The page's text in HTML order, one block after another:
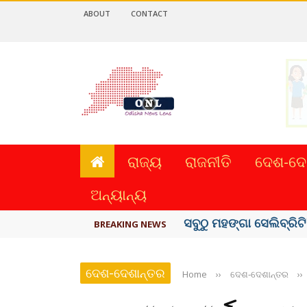
ABOUT CONTACT
ରାଜ୍ୟ ରାଜନୀତି
ଦେଶ-
ଅନ୍ୟାନ୍ୟ
BREAKING NEWS ବିଏସ୍‌ପିର ବିଧାୟକ ଉମା
ଦେଶ-ଦେଶାନ୍ତର Home ›› ଦେଶ-ଦେଶାନ୍ତର ››